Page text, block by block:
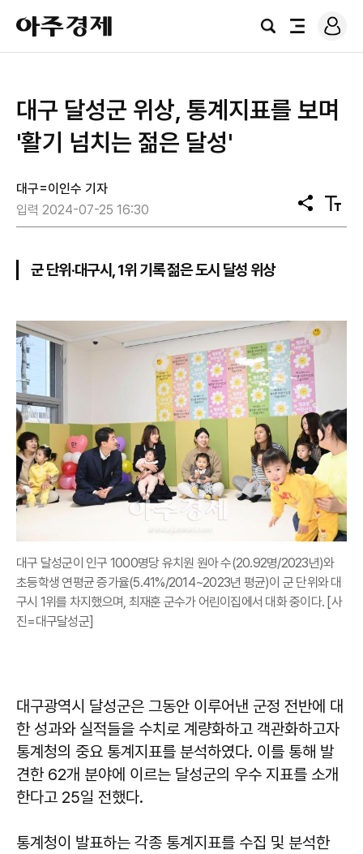
아
주
경
검
전
로
그
대구 달성군 위상, 통계지표를 보며
'활기 넘치는 젊은 달성'
대구=이인수 기자
입력 2024-07-25 16:30
공
유
텍
스
군 단위‧대구시, 1위 기록 젊은 도시 달성 위상
대구 달성군이 인구 1000명당 유치원 원아 수(20.92명/2023년)와
초등학생 연평균 증가율(5.41%/2014~2023년 평균)이 군 단위와 대
구시 1위를 차지했으며, 최재훈 군수가 어린이집에서 대화 중이다. [사
진=대구달성군]
대구광역시 달성군은 그동안 이루어낸 군정 전반에 대
한 성과와 실적들을 수치로 계량화하고 객관화하고자
통계청의 중요 통계지표를 분석하였다. 이를 통해 발
견한 62개 분야에 이르는 달성군의 우수 지표를 소개
한다고 25일 전했다.
통계청이 발표하는 각종 통계지표를 수집 및 분석한